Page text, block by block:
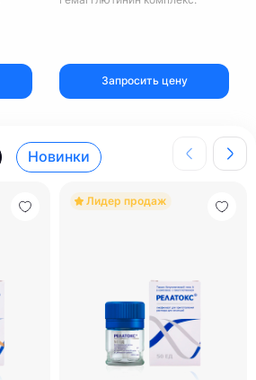
Запросить цену
Новинки
Лидер продаж